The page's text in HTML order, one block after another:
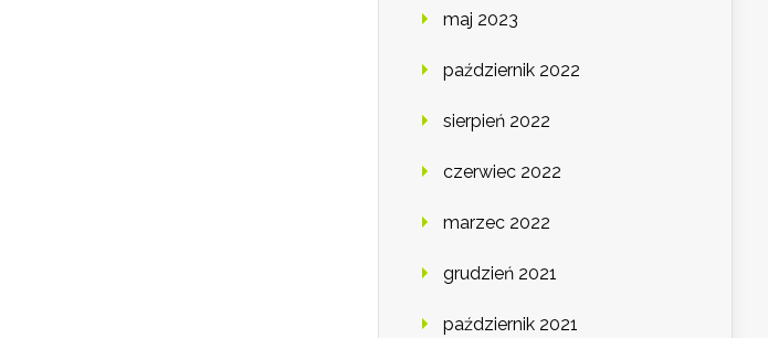
maj 2023
październik 2022
sierpień 2022
czerwiec 2022
marzec 2022
grudzień 2021
październik 2021